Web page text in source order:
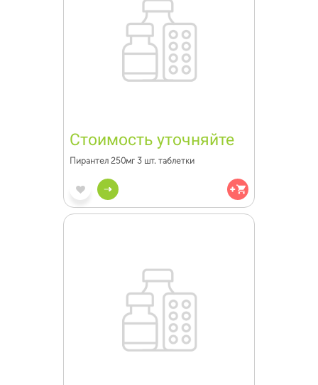
Стоимость уточняйте
Пирантел 250мг 3 шт. таблетки